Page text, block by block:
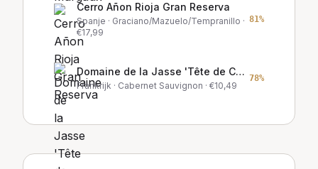
Cerro Añon Rioja Gran Reserva
Spanje · Graciano/Mazuelo/Tempranillo ·
€17,99
81%
Domaine de la Jasse 'Tête de Cuvée'
Frankrijk · Cabernet Sauvignon · €10,49
78%